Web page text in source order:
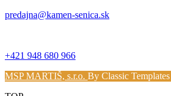
predajna@kamen-senica.sk
+421 948 680 966
MSP MARTIŠ, s.r.o. By Classic Templates